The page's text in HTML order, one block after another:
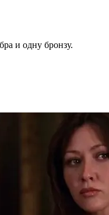
и одну бронзу.